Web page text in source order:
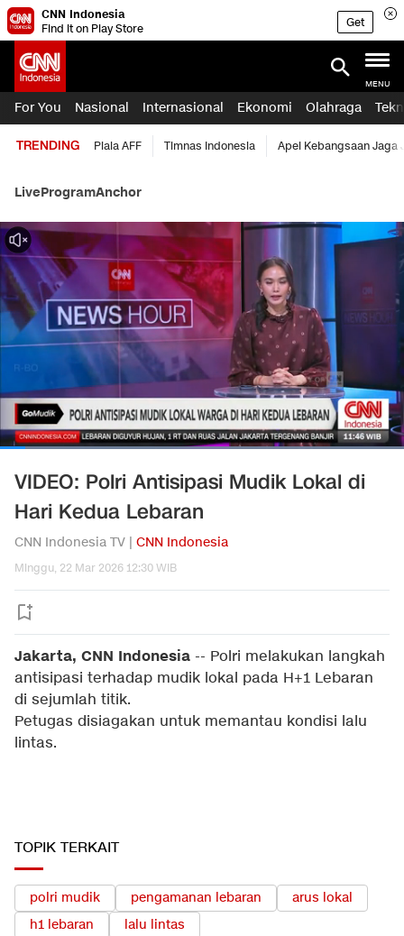
CNN Indonesia
Find it on Play Store
Get
MENU
For You Nasional Internasional Ekonomi Olahraga
TRENDING Piala AFF Timnas Indonesia Apel Kebangsaan Jaga
LiveProgramAnchor
VIDEO: Polri Antisipasi Mudik Lokal di
Hari Kedua Lebaran
CNN Indonesia TV | CNN Indonesia
Minggu, 22 Mar 2026 12:30 WIB
Jakarta, CNN Indonesia -- Polri melakukan langkah
antisipasi terhadap mudik lokal pada H+1 Lebaran
di sejumlah titik.
Petugas disiagakan untuk memantau kondisi lalu
lintas.
TOPIK TERKAIT
polri mudik pengamanan lebaran
arus lokal
h1 lebaran
lalu lintas